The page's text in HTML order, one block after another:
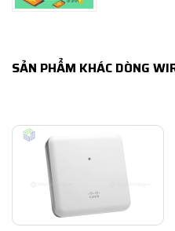
SẢN PHẨM KHÁC DÒNG